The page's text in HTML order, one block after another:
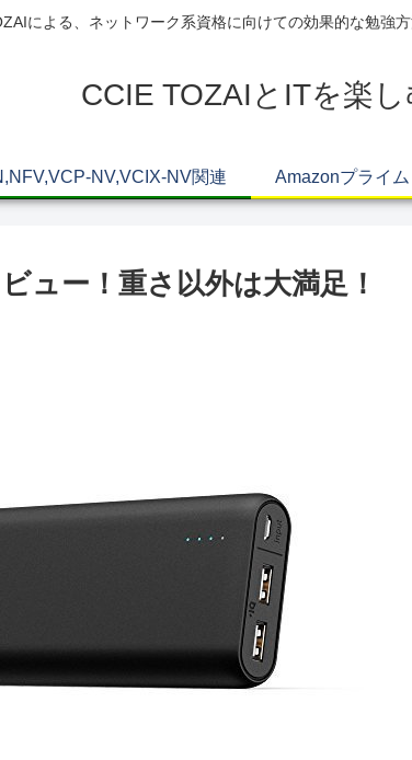
による、ネットワーク系資格に向けての効果的な勉強
CCIE TOZAIとITを楽
NV,VCIX-NV関連 Amazonプライ
ュー！重さ以外は大満足！